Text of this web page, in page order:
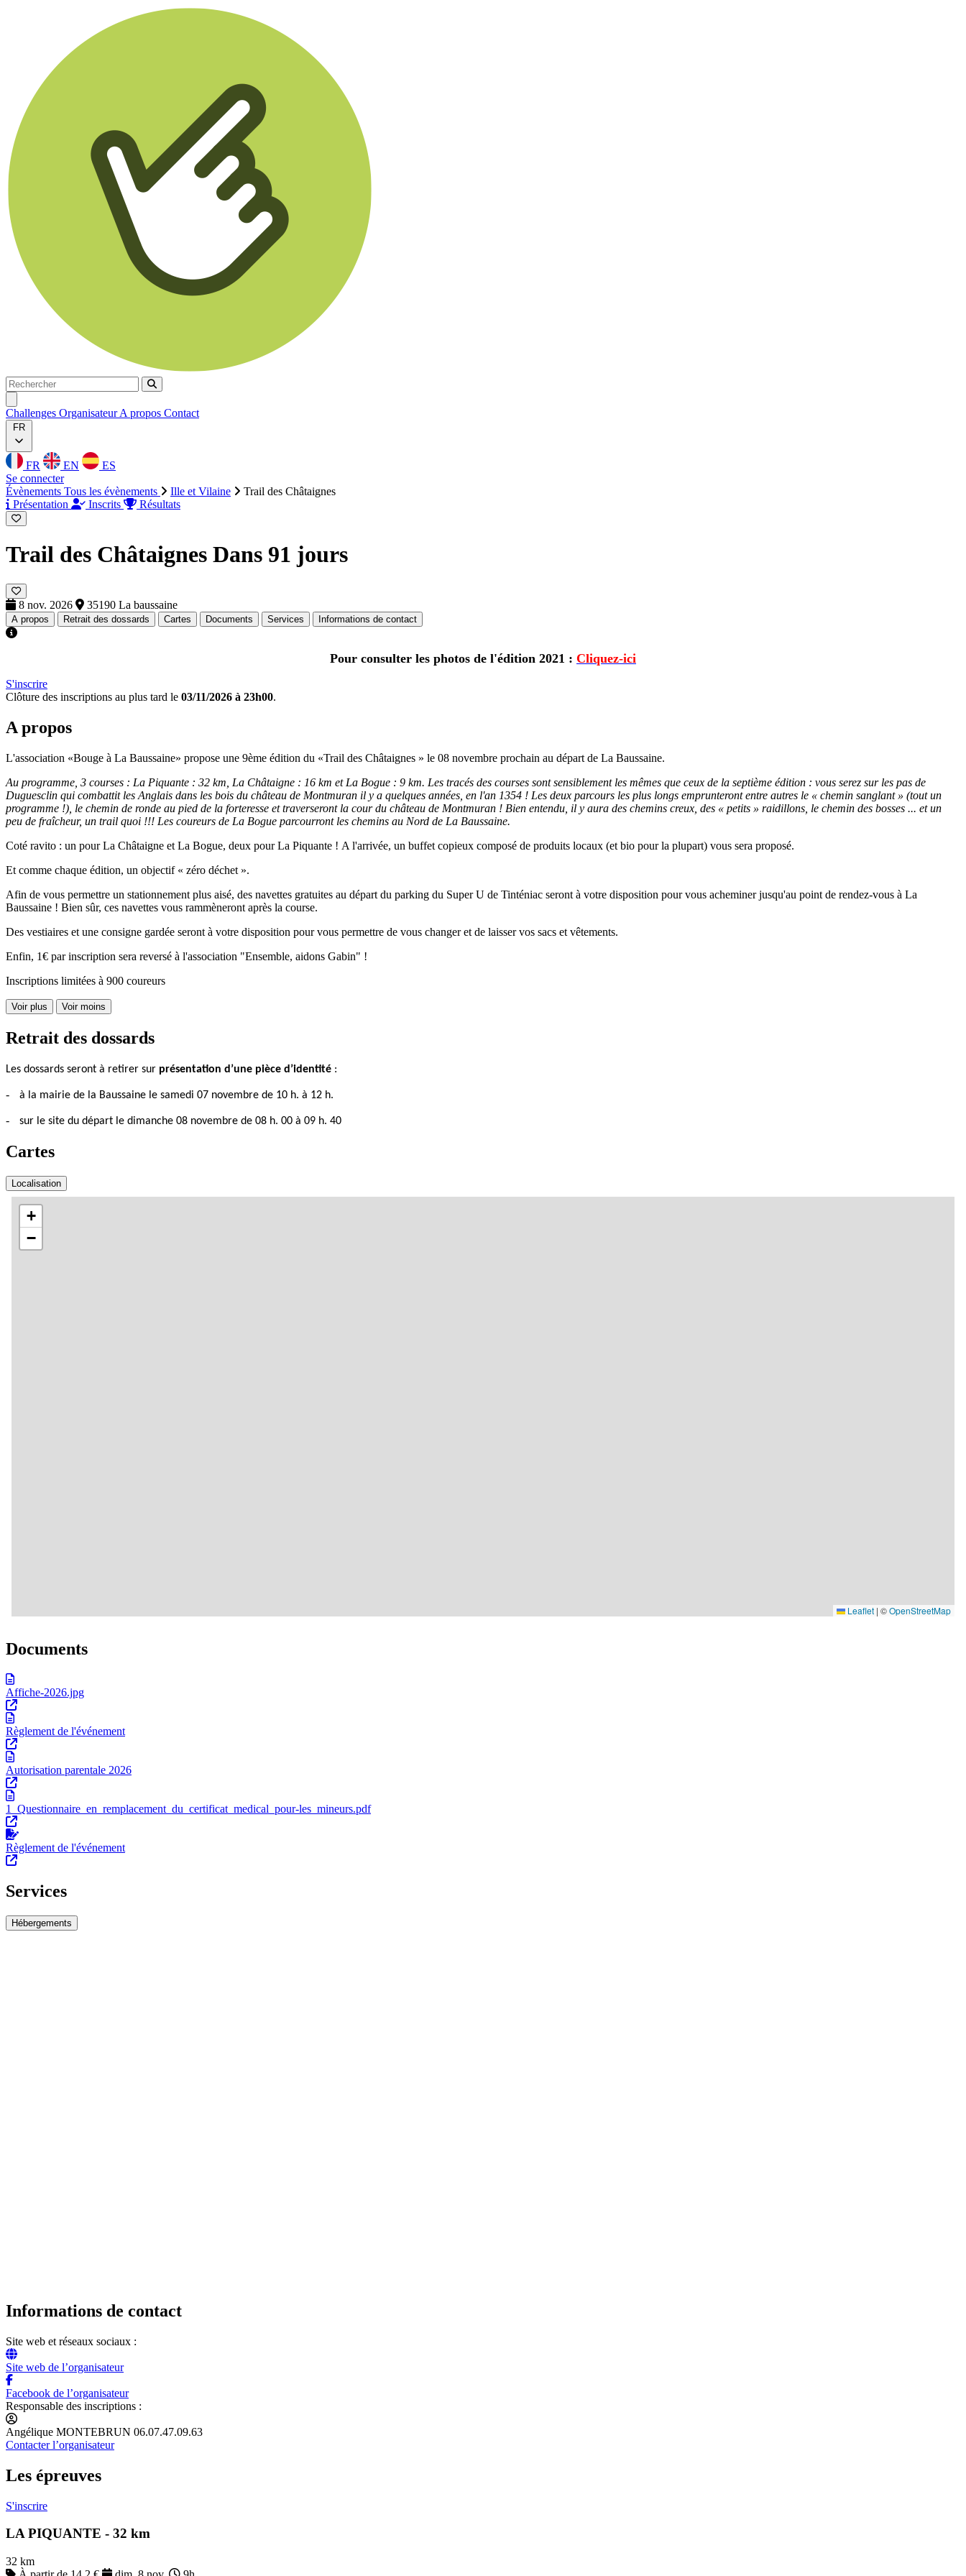
Rechercher
Rechercher
Challenges OrganisateurA propos Contact
FR
FR EN
ES
Se connecter
Évènements Tous les évènements Ille et Vilaine
Trail des Châtaignes
Présentation
Inscrits Résultats
Trail des Châtaignes Dans 91 jours
8 nov. 2026 35190 La baussaine
A propos Retrait des dossards Cartes Documents Services Informations de contact
Pour consulter les photos de l'édition 2021 : Cliquez-ici
S'inscrire
Clôture des inscriptions au plus tard le 03/11/2026 à 23h00.
A propos
L'association «Bouge à La Baussaine» propose une 9ème édition du «Trail des Châtaignes » le 08 novembre prochain au départ de La Baussaine.
Au programme, 3 courses : La Piquante : 32 km, La Châtaigne : 16 km et La Bogue : 9 km. Les tracés des courses sont sensiblement les mêmes que ceux de la septième édition : vous serez sur les pas de
Duguesclin qui combattit les Anglais dans les bois du château de Montmuran il y a quelques années, en l'an 1354 ! Les deux parcours les plus longs emprunteront entre autres le « chemin sanglant » (tout un
programme !), le chemin de ronde au pied de la forteresse et traverseront la cour du château de Montmuran ! Bien entendu, il y aura des chemins creux, des « petits » raidillons, le chemin des bosses ... et un
peu de fraîcheur, un trail quoi !!! Les coureurs de La Bogue parcourront les chemins au Nord de La Baussaine.
Coté ravito : un pour La Châtaigne et La Bogue, deux pour La Piquante ! A l'arrivée, un buffet copieux composé de produits locaux (et bio pour la plupart) vous sera proposé.
Et comme chaque édition, un objectif « zéro déchet ».
Afin de vous permettre un stationnement plus aisé, des navettes gratuites au départ du parking du Super U de Tinténiac seront à votre disposition pour vous acheminer jusqu'au point de rendez-vous à La
Baussaine ! Bien sûr, ces navettes vous rammèneront après la course.
Des vestiaires et une consigne gardée seront à votre disposition pour vous permettre de vous changer et de laisser vos sacs et vêtements.
Enfin, 1€ par inscription sera reversé à l'association "Ensemble, aidons Gabin" !
Inscriptions limitées à 900 coureurs
Voir plus Voir moins
Retrait des dossards
Les dossards seront à retirer sur présentation d’une pièce d’identité :
- à la mairie de la Baussaine le samedi 07 novembre de 10 h. à 12 h.
- sur le site du départ le dimanche 08 novembre de 08 h. 00 à 09 h. 40
Cartes
Localisation
Documents
Affiche-2026.jpg
Règlement de l'événement
Autorisation parentale 2026
1_Questionnaire_en_remplacement_du_certificat_medical_pour-les_mineurs.pdf
Règlement de l'événement
Services
Hébergements
Informations de contact
Site web et réseaux sociaux :
Site web de l’organisateur
Facebook de l’organisateur
Responsable des inscriptions :
Angélique MONTEBRUN 06.07.47.09.63
Contacter l’organisateur
Les épreuves
S'inscrire
LA PIQUANTE - 32 km
32 km